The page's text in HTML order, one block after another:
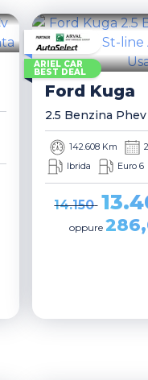
ARIEL CAR
BEST DEAL
Ford Kuga
142.608 Km
Ibrida
Euro 6
14.150
oppure